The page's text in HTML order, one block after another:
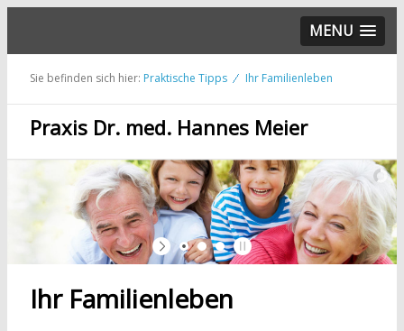
MENU
Sie befinden sich hier: Praktische Tipps Ihr Familienleben
Praxis Dr. med. Hannes Meier
Ihr Familienleben